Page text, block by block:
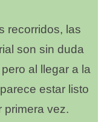
recorridos, las
son sin duda
al llegar a la
estar listo
primera vez.